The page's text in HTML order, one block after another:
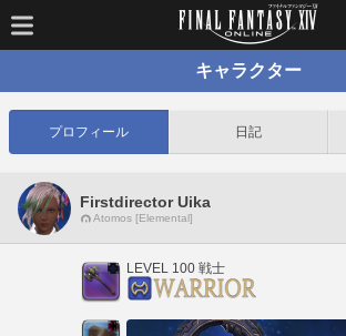
キャラクター
プロフィール 日記
Firstdirector Uika
Atomos [Elemental]
LEVEL 100 戦士